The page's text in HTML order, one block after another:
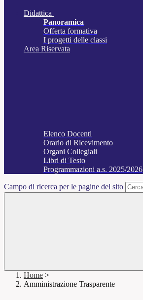
Didattica
Panoramica
Offerta formativa
I progetti delle classi
Area Riservata
Elenco Docenti
Orario di Ricevimento
Organi Collegiali
Libri di Testo
Programmazioni a.s. 2025/2026
Campo di ricerca per le pagine del sito
Home >
Amministrazione Trasparente